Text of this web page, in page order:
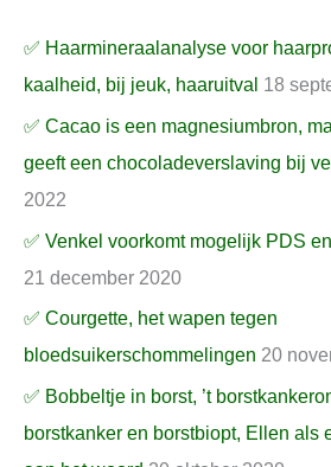
✅ Haarmineraalanalyse voor
kaalheid, bij jeuk, haaruitval 18
✅ Cacao is een magnesiumbron,
geeft een chocoladeverslaving bij
2022
✅ Venkel voorkomt mogelijk PDS
21 december 2020
✅ Courgette, het wapen tegen
bloedsuikerschommelingen 20
✅ Bobbeltje in borst, ’t
borstkanker en borstbiopt, Ellen als